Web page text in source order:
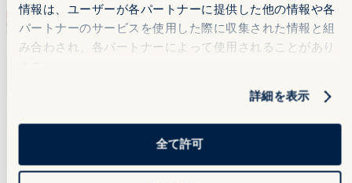
情報は、ユーザーが各パートナーに提供した他の情報や各
パートナーのサービスを使用した際に収集された情報と組
み合わされ、各パートナーによって使用されることがあり
詳細を表示
全て許可